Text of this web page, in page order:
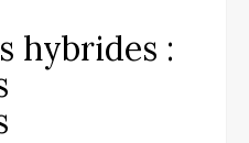
hybrides :